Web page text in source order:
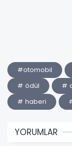
#otomobil
# ödül
#
# haberi
YORUMLAR